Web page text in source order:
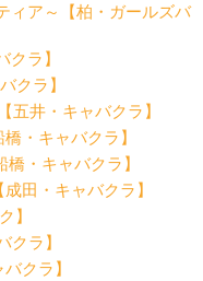
ィア～【柏・ガールズバ
クラ】
クラ】
五井・キャバクラ】
・キャバクラ】
・キャバクラ】
田・キャバクラ】
】
クラ】
クラ】